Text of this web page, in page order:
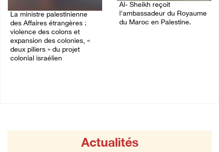
La ministre palestinienne
des Affaires étrangères :
violence des colons et
expansion des colonies, «
deux piliers » du projet
colonial israélien
Al- Sheikh reçoit
l'ambassadeur du Royaume
du Maroc en Palestine.
Actualités